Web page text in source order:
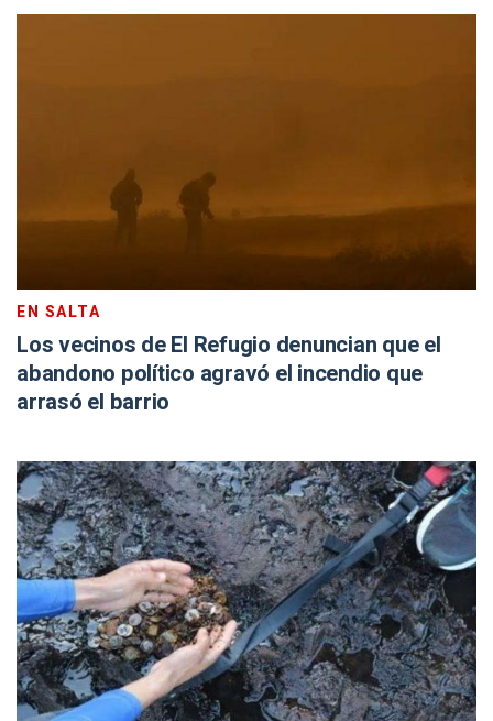
EN SALTA
Los vecinos de El Refugio denuncian que el
abandono político agravó el incendio que
arrasó el barrio